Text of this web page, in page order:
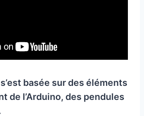
basée sur des éléments
de l’Arduino, des pendules